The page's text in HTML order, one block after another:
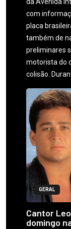
da Avenida
com
placa
também de
preliminares
motorista do
colisão.
GERAL
Cantor
domingo